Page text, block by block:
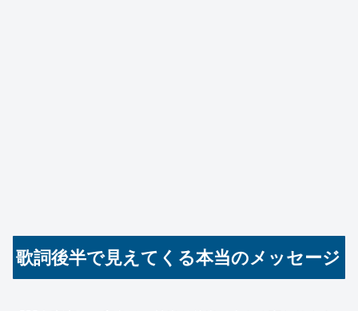
歌詞後半で見えてくる本当のメッセージ